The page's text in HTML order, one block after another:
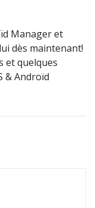
Manager et
dès maintenant!
et quelques
& Androïd